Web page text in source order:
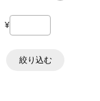
¥
絞り込む